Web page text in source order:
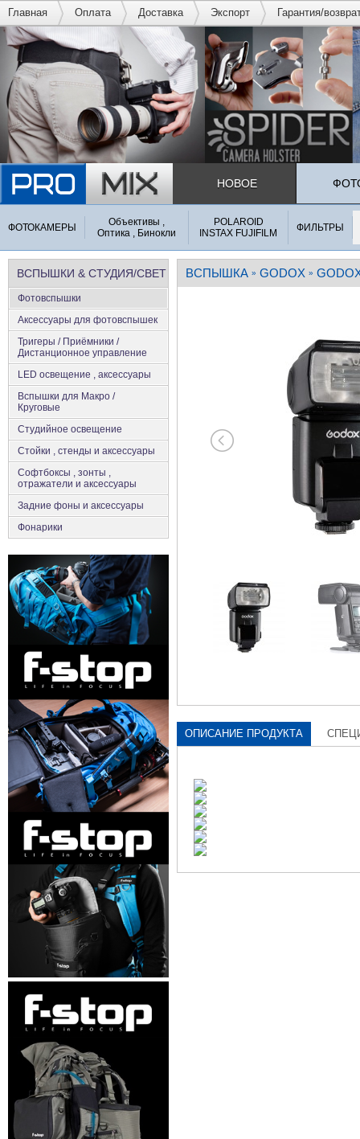
Главная Оплата Доставка Экспорт Гарантия/
НОВОЕ
ФОТОКАМЕРЫ
Объективы ,
Оптика , Бинокли
POLAROID
INSTAX FUJIFILM
ФИЛЬТРЫ
ВСПЫШКИ & СТУДИЯ/СВЕТ
Фотовспышки
Аксеcсуары для фотовспышек
Тригеры / Приёмники /
Дистанционное управление
LED освещение , аксессуары
Вспышки для Макро /
Круговые
Студийное освещение
Стойки , стенды и аксессуары
Софтбоксы , зонты ,
отражатели и аксессуары
Задние фоны и аксессуары
Фонарики
ВСПЫШКА » GODOX »
ОПИСАНИЕ ПРОДУКТА